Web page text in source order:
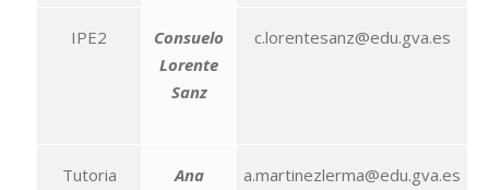
IPE2
Consuelo
Lorente
Sanz
c.lorentesanz@edu.gva.es
Tutoria
Ana
a.martinezlerma@edu.gva.es